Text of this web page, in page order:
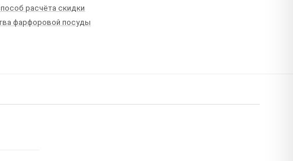
расчёта скидки
фарфоровой посуды